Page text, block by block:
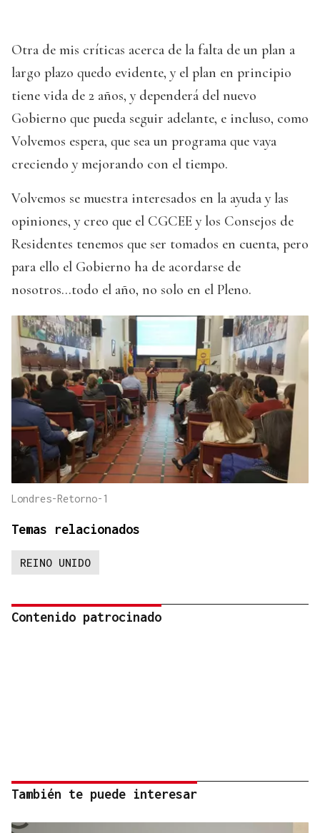
Otra de mis críticas acerca de la falta de un plan a
largo plazo quedo evidente, y el plan en principio
tiene vida de 2 años, y dependerá del nuevo
Gobierno que pueda seguir adelante, e incluso, como
Volvemos espera, que sea un programa que vaya
creciendo y mejorando con el tiempo.
Volvemos se muestra interesados en la ayuda y las
opiniones, y creo que el CGCEE y los Consejos de
Residentes tenemos que ser tomados en cuenta, pero
para ello el Gobierno ha de acordarse de
nosotros...todo el año, no solo en el Pleno.
Londres-Retorno-1
Temas relacionados
REINO UNIDO
Contenido patrocinado
También te puede interesar